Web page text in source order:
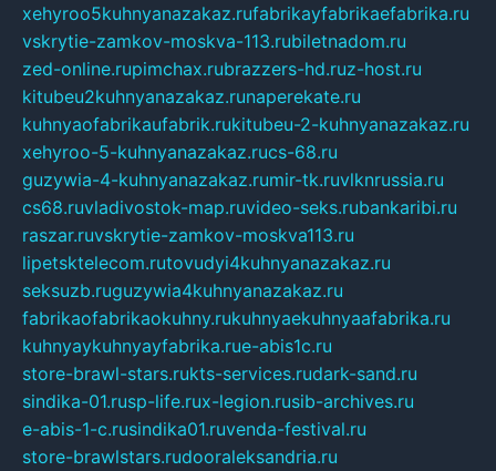
xehyroo5kuhnyanazakaz.rufabrikayfabrikaefabrika.ru
vskrytie-zamkov-moskva-113.rubiletnadom.ru
zed-online.rupimchax.rubrazzers-hd.ruz-host.ru
kitubeu2kuhnyanazakaz.runaperekate.ru
kuhnyaofabrikaufabrik.rukitubeu-2-kuhnyanazakaz.ru
xehyroo-5-kuhnyanazakaz.rucs-68.ru
guzywia-4-kuhnyanazakaz.rumir-tk.ruvlknrussia.ru
cs68.ruvladivostok-map.ruvideo-seks.rubankaribi.ru
raszar.ruvskrytie-zamkov-moskva113.ru
lipetsktelecom.rutovudyi4kuhnyanazakaz.ru
seksuzb.ruguzywia4kuhnyanazakaz.ru
fabrikaofabrikaokuhny.rukuhnyaekuhnyaafabrika.ru
kuhnyaykuhnyayfabrika.rue-abis1c.ru
store-brawl-stars.rukts-services.rudark-sand.ru
sindika-01.rusp-life.rux-legion.rusib-archives.ru
e-abis-1-c.rusindika01.ruvenda-festival.ru
store-brawlstars.rudooraleksandria.ru